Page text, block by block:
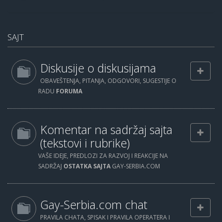
SAJT
Diskusije o diskusijama
OBAVEŠTENJA, PITANJA, ODGOVORI, SUGESTIJE O
RADU FORUMA
Komentar na sadržaj sajta
(tekstovi i rubrike)
VAŠE IDEJE, PREDLOZI ZA RAZVOJ I REAKCIJE NA
SADRŽAJ OSTATKA SAJTA GAY-SERBIA.COM
Gay-Serbia.com chat
PRAVILA CHATA, SPISAK I PRAVILA OPERATERA I